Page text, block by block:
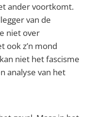
ander voortkomt.
van de
niet over
ook z’n mond
niet het fascisme
analyse van het